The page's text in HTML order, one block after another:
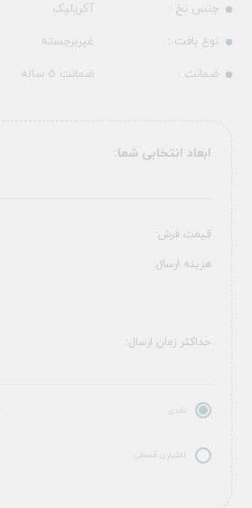
جنس نخ :
آکریلیک
نوع بافت :
غیربرجسته
ضمانت :
ضمانت 5 ساله
ابعاد انتخابی شما:
قیمت فرش:
هزینه ارسال:
حداکثر زمان ارسال:
نقدی
اعتباری قسطی